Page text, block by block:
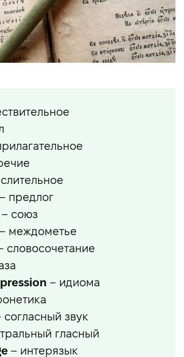
– предлог
– союз
– междометье
словосочетание
– идиома
согласный звук
гласный
– интерязык